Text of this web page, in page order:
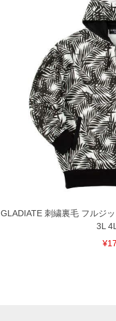
GLADIATE 刺繍裏毛 フルジ
3L